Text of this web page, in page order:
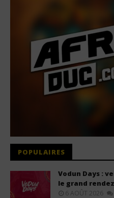
POPULAIRES
Vodun Days :
le grand
6 AOÛT 2026